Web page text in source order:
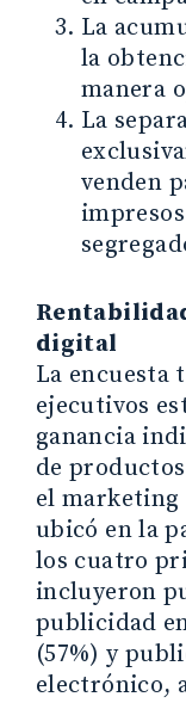
La
la
manera
La
venden
digital
La encuesta
ejecutivos
ganancia
de
el marketing
ubicó en la
los cuatro
incluyeron
publicidad
(57%) y
electrónico,